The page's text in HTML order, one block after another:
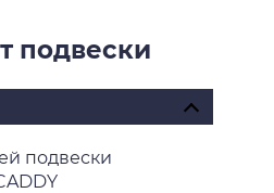
подвески
подвески